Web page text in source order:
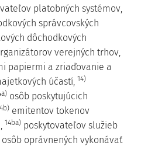
platobných systémov,
správcovských
dôchodkových
verejných trhov,
papiermi a zriaďovanie a
účastí, 14)
osôb poskytujúcich
emitentov tokenov
14ba) poskytovateľov služieb
osôb oprávnených vykonávať